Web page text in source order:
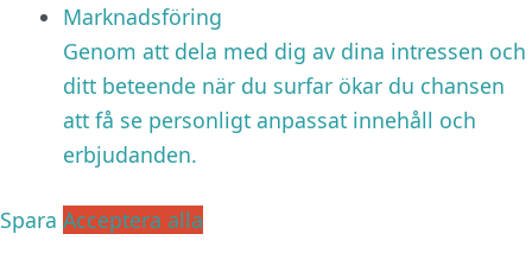
Marknadsföring
Genom att dela med dig av dina intressen och
ditt beteende när du surfar ökar du chansen
att få se personligt anpassat innehåll och
erbjudanden.
Spara Acceptera alla